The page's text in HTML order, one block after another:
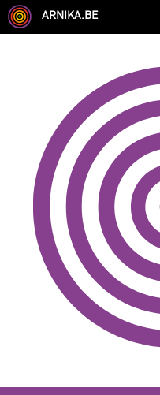
ARNIKA.BE
AUTRE COMPÉTENCE
LANGUES PARLÉES
CHEVEUX
CORPULENCE
ANNULER LES FILTRES